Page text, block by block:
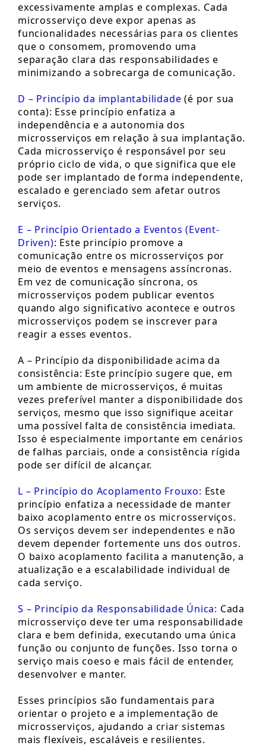
excessivamente amplas e complexas. Cada
microsserviço deve expor apenas as
funcionalidades necessárias para os clientes
que o consomem, promovendo uma
separação clara das responsabilidades e
minimizando a sobrecarga de comunicação.
D – Princípio da implantabilidade (é por sua
conta): Esse princípio enfatiza a
independência e a autonomia dos
microsserviços em relação à sua implantação.
Cada microsserviço é responsável por seu
próprio ciclo de vida, o que significa que ele
pode ser implantado de forma independente,
escalado e gerenciado sem afetar outros
serviços.
E – Princípio Orientado a Eventos (Event-
Driven): Este princípio promove a
comunicação entre os microsserviços por
meio de eventos e mensagens assíncronas.
Em vez de comunicação síncrona, os
microsserviços podem publicar eventos
quando algo significativo acontece e outros
microsserviços podem se inscrever para
reagir a esses eventos.
A – Princípio da disponibilidade acima da
consistência: Este princípio sugere que, em
um ambiente de microsserviços, é muitas
vezes preferível manter a disponibilidade dos
serviços, mesmo que isso signifique aceitar
uma possível falta de consistência imediata.
Isso é especialmente importante em cenários
de falhas parciais, onde a consistência rígida
pode ser difícil de alcançar.
L – Princípio do Acoplamento Frouxo: Este
princípio enfatiza a necessidade de manter
baixo acoplamento entre os microsserviços.
Os serviços devem ser independentes e não
devem depender fortemente uns dos outros.
O baixo acoplamento facilita a manutenção, a
atualização e a escalabilidade individual de
cada serviço.
S – Princípio da Responsabilidade Única: Cada
microsserviço deve ter uma responsabilidade
clara e bem definida, executando uma única
função ou conjunto de funções. Isso torna o
serviço mais coeso e mais fácil de entender,
desenvolver e manter.
Esses princípios são fundamentais para
orientar o projeto e a implementação de
microsserviços, ajudando a criar sistemas
mais flexíveis, escaláveis e resilientes.